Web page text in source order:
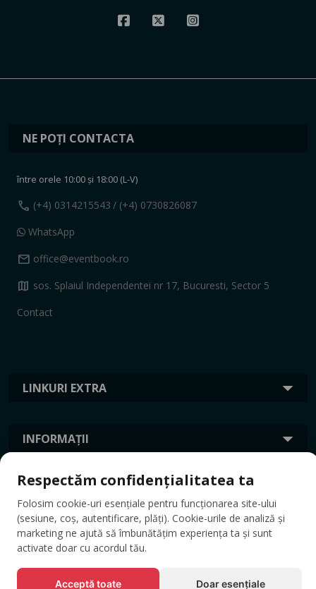
LINKURI EXTRA
INFORMAȚII
NE POȚI CONTACTA
între orele 10:00 și 18:00 (L-V)
call (+4) 0314215543 / (+4) 0730826087
WhatsApp
mail office@eventbook.ro
map sos. Splaiul Independentei nr 17, Bucuresti, Sector 5
Contact
ETICHETE
Respectăm confidențialitatea ta
Folosim cookie-uri esențiale pentru funcționarea site-ului
(sesiune, coș, autentificare, plăți). Cookie-urile de analiză și
marketing ne ajută să îmbunătățim experiența ta și sunt
activate doar cu acordul tău.
Acceptă toate Doar esențiale